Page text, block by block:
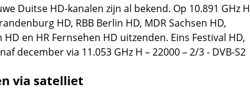
Duitse HD-kanalen zijn al bekend. Op 10.891 GHz H
HD, RBB Berlin HD, MDR Sachsen HD,
en HR Fernsehen HD uitzenden. Eins Festival HD,
december via 11.053 GHz H – 22000 – 2/3 - DVB-S2
via satelliet